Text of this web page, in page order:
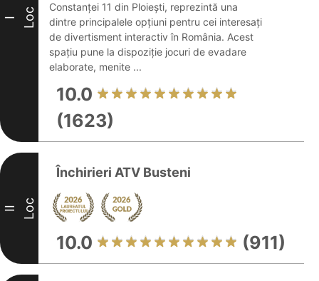
I Loc
Constanței 11 din Ploiești, reprezintă una
dintre principalele opțiuni pentru cei interesați
de divertisment interactiv în România. Acest
spațiu pune la dispoziție jocuri de evadare
elaborate, menite ...
10.0
(1623)
II Loc
Închirieri ATV Busteni
10.0 (911)